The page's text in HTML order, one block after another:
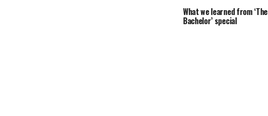
What we learned from ‘The
Bachelor’ special